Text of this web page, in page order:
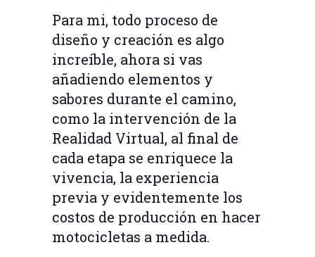
Para mi, todo proceso de
diseño y creación es algo
increíble, ahora si vas
añadiendo elementos y
sabores durante el camino,
como la intervención de la
Realidad Virtual, al final de
cada etapa se enriquece la
vivencia, la experiencia
previa y evidentemente los
costos de producción en hacer
motocicletas a medida.